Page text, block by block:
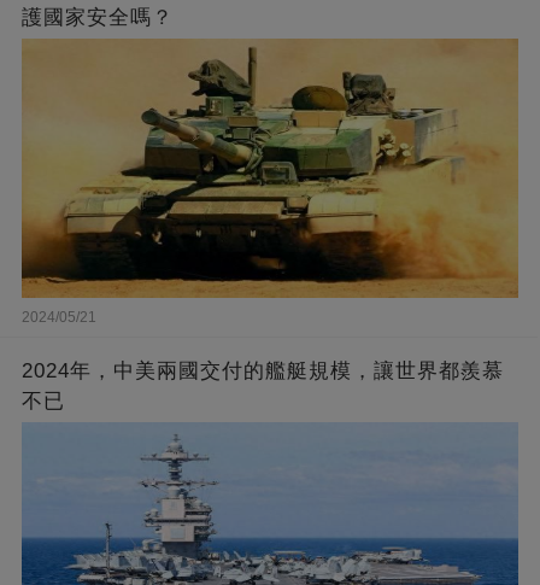
護國家安全嗎？
2024/05/21
2024年，中美兩國交付的艦艇規模，讓世界都羨慕
不已